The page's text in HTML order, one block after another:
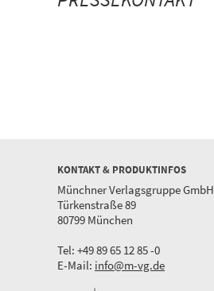
KONTAKT & PRODUKTINFOS
Münchner Verlagsgruppe GmbH
Türkenstraße 89
80799 München
Tel: +49 89 65 12 85 -0
E-Mail: info@m-vg.de